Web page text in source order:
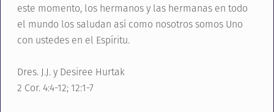
este momento, los hermanos y las hermanas en todo
el mundo los saludan así como nosotros somos Uno
con ustedes en el Espíritu.
Dres. J.J. y Desiree Hurtak
2 Cor. 4:4-12; 12:1-7